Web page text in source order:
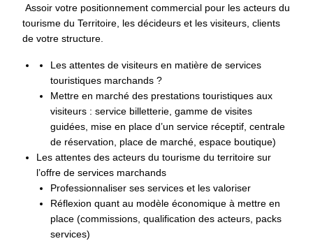
Assoir votre positionnement commercial pour les acteurs du
tourisme du Territoire, les décideurs et les visiteurs, clients
de votre structure.
Les attentes de visiteurs en matière de services
touristiques marchands ?
Mettre en marché des prestations touristiques aux
visiteurs : service billetterie, gamme de visites
guidées, mise en place d’un service réceptif, centrale
de réservation, place de marché, espace boutique)
Les attentes des acteurs du tourisme du territoire sur
l’offre de services marchands
Professionnaliser ses services et les valoriser
Réflexion quant au modèle économique à mettre en
place (commissions, qualification des acteurs, packs
services)